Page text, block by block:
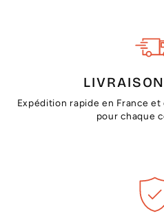
Expédition rapide en France
pour chaque